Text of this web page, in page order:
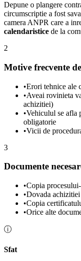
Depune o plangere
circumscriptie a fost
camera ANPR care a
calendaristice de la
2
Motive frecvente
•Erori tehnice ale
•Aveai rovinieta
achizitiei)
•Vehiculul se afla
obligatorie
•Vicii de
3
Documente
•Copia
•Dovada
•Copia
•Orice alte
ⓘ
Sfat